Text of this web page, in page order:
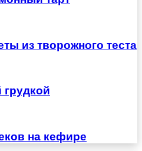
из творожного теста
на кефире